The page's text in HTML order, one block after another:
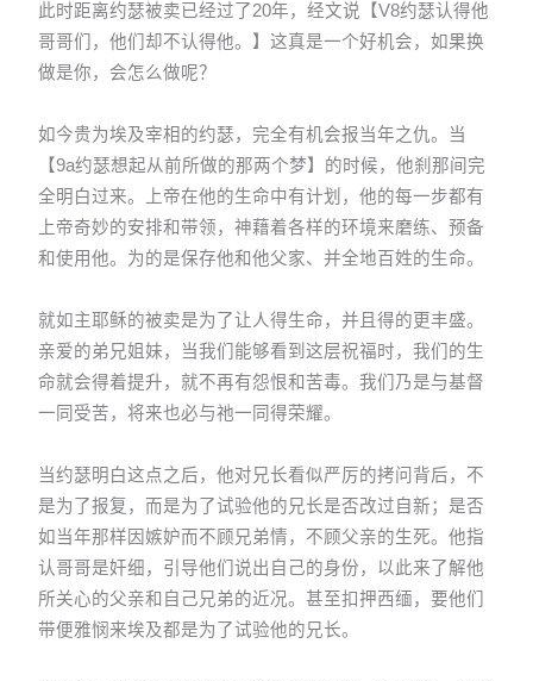
此时距离约瑟被卖已经过了20年，经文说【V8约瑟认得他
哥哥们，他们却不认得他。】这真是一个好机会，如果换
做是你，会怎么做呢？
如今贵为埃及宰相的约瑟，完全有机会报当年之仇。当
【9a约瑟想起从前所做的那两个梦】的时候，他刹那间完
全明白过来。上帝在他的生命中有计划，他的每一步都有
上帝奇妙的安排和带领，神藉着各样的环境来磨练、预备
和使用他。为的是保存他和他父家、并全地百姓的生命。
就如主耶稣的被卖是为了让人得生命，并且得的更丰盛。
亲爱的弟兄姐妹，当我们能够看到这层祝福时，我们的生
命就会得着提升，就不再有怨恨和苦毒。我们乃是与基督
一同受苦，将来也必与祂一同得荣耀。
当约瑟明白这点之后，他对兄长看似严厉的拷问背后，不
是为了报复，而是为了试验他的兄长是否改过自新；是否
如当年那样因嫉妒而不顾兄弟情，不顾父亲的生死。他指
认哥哥是奸细，引导他们说出自己的身份，以此来了解他
所关心的父亲和自己兄弟的近况。甚至扣押西缅，要他们
带便雅悯来埃及都是为了试验他的兄长。